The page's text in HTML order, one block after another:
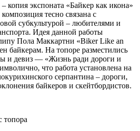
копия экспоната «Байкер как икона»
тесно связана с
субкультурой – любителями и
Идея данной работы
Пола Маккартни «Biker Like an
байкерам. На топоре разместились
и девиз — «Жизнь ради дороги и
что работа установлена на
серпантина – дороги,
байкеров и скейтбордистов.
топора